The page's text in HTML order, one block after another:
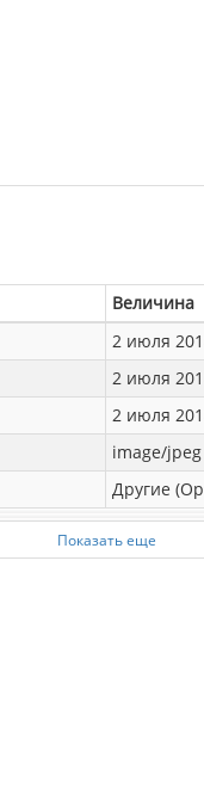
Величина
2 июля
2 июля
2 июля
image/jpeg
Другие
Показать еще